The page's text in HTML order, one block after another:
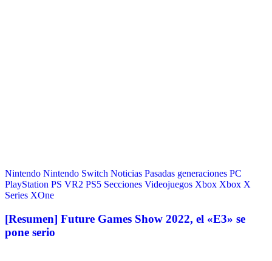
Nintendo Nintendo Switch Noticias Pasadas generaciones PC
PlayStation PS VR2 PS5 Secciones Videojuegos Xbox Xbox X
Series XOne
[Resumen] Future Games Show 2022, el «E3» se
pone serio